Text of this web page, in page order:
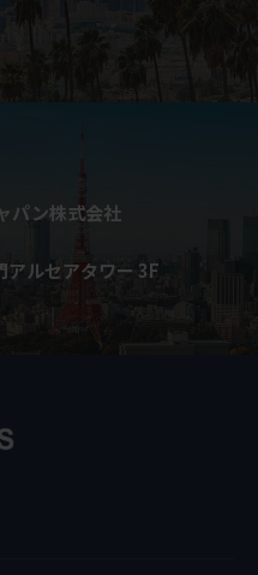
パン株式会社
ルセアタワー 3F